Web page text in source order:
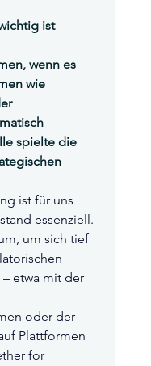
ist
wenn es
wie
spielte die
ist für uns
essenziell.
um sich tief
etwa mit der
oder der
Plattformen
for